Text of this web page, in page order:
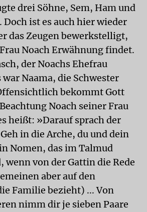
drei Söhne, Sem, Ham und
ist es auch hier wieder
das Zeugen bewerkstelligt,
Noach Erwähnung findet.
der Noachs Ehefrau
Naama, die Schwester
bekommt Gott
Noach seiner Frau
heißt: »Darauf sprach der
in die Arche, du und dein
Nomen, das im Talmud
wenn von der Gattin die Rede
aber auf den
Familie bezieht) ... Von
nimm dir je sieben Paare